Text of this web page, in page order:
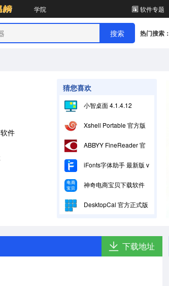
学院 软件专题
热门搜索：
件
猜您喜欢
小智桌面 4.1.4.12
Xshell Portable 官方版 v6 6.0.011
ABBYY FineReader 官方版
iFonts字体助手 最新版 v2.5.3
神奇电商宝贝下载软件 电脑版 v3.0.0.285
DesktopCal 官方正式版 v3.30.299.9142
下载地址